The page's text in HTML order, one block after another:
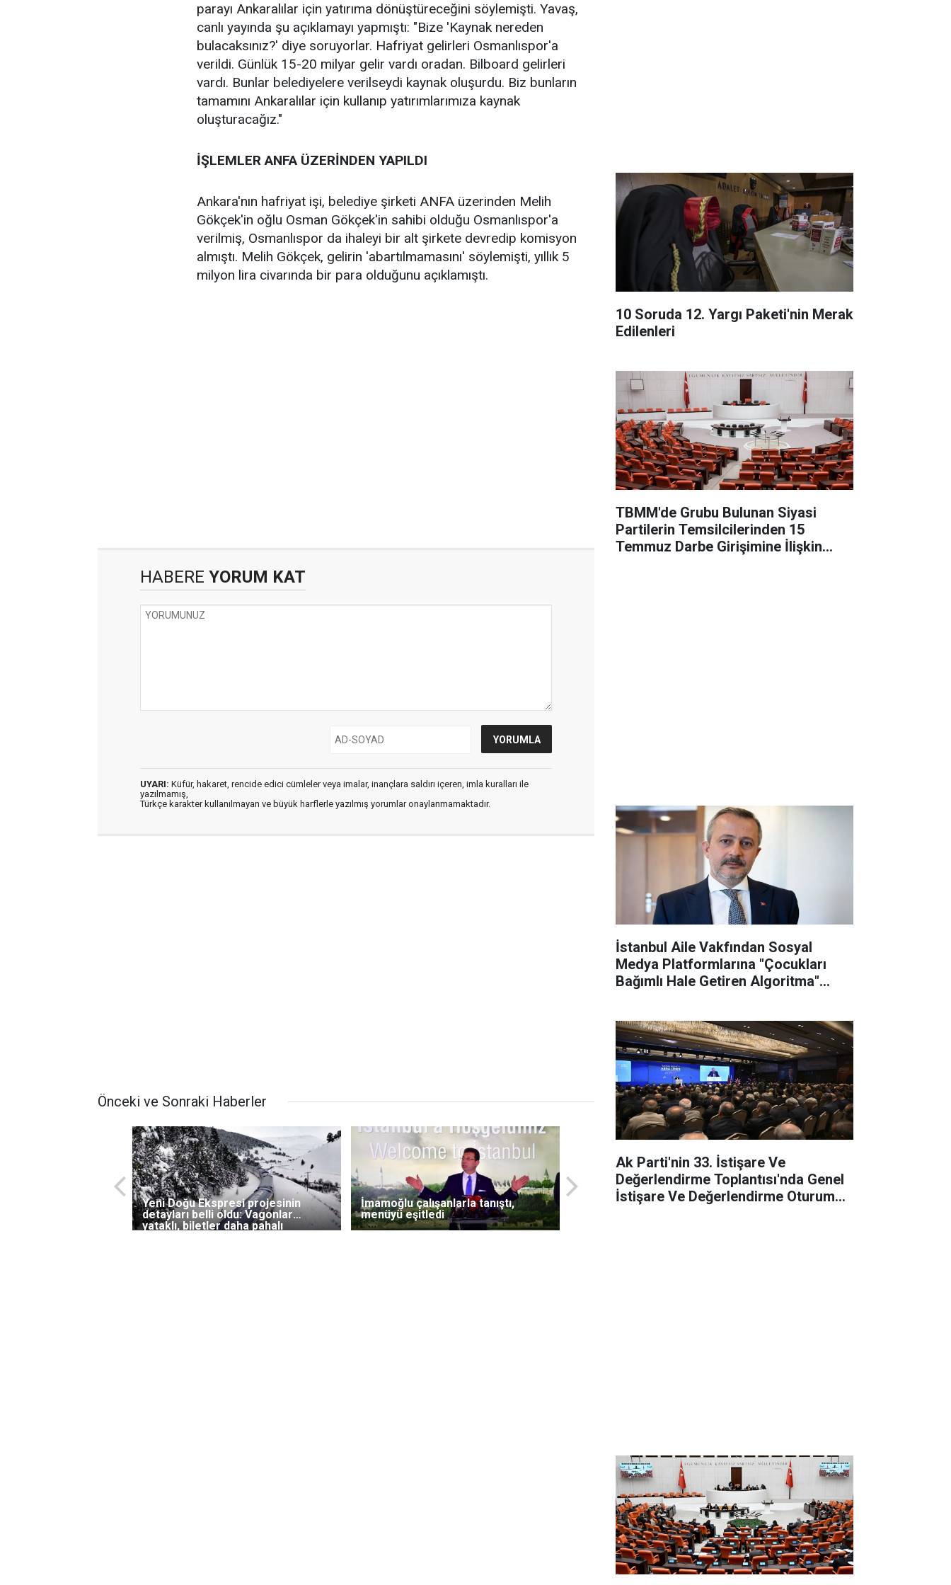
parayı Ankaralılar için yatırıma dönüştüreceğini söylemişti. Yavaş,
canlı yayında şu açıklamayı yapmıştı: "Bize 'Kaynak nereden
bulacaksınız?' diye soruyorlar. Hafriyat gelirleri Osmanlıspor'a
verildi. Günlük 15-20 milyar gelir vardı oradan. Bilboard gelirleri
vardı. Bunlar belediyelere verilseydi kaynak oluşurdu. Biz bunların
tamamını Ankaralılar için kullanıp yatırımlarımıza kaynak
oluşturacağız."
İŞLEMLER ANFA ÜZERİNDEN YAPILDI
Ankara'nın hafriyat işi, belediye şirketi ANFA üzerinden Melih
Gökçek'in oğlu Osman Gökçek'in sahibi olduğu Osmanlıspor'a
verilmiş, Osmanlıspor da ihaleyi bir alt şirkete devredip komisyon
almıştı. Melih Gökçek, gelirin 'abartılmamasını' söylemişti, yıllık 5
milyon lira civarında bir para olduğunu açıklamıştı.
HABERE YORUM KAT
UYARI: Küfür, hakaret, rencide edici cümleler veya imalar, inançlara saldırı içeren, imla kuralları ile
yazılmamış,
Türkçe karakter kullanılmayan ve büyük harflerle yazılmış yorumlar onaylanmamaktadır.
Önceki ve Sonraki Haberler
Yeni Doğu Ekspresi projesinin
detayları belli oldu: Vagonlar
yataklı, biletler daha pahalı
İmamoğlu çalışanlarla tanıştı,
menüyü eşitledi
10 Soruda 12. Yargı Paketi'nin Merak
Edilenleri
TBMM'de Grubu Bulunan Siyasi
Partilerin Temsilcilerinden 15
Temmuz Darbe Girişimine İlişkin
İstanbul Aile Vakfından Sosyal
Medya Platformlarına "Çocukları
Bağımlı Hale Getiren Algoritma"
Ak Parti'nin 33. İstişare Ve
Değerlendirme Toplantısı'nda Genel
İstişare Ve Değerlendirme Oturumu